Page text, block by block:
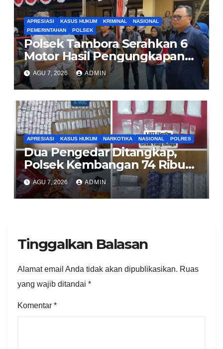
APRESIASI KASUS HUKUM KRIMINAL
NASIONAL
PEMERINTAHAN
POLSEK
Polsek Tambora Serahkan 6
Motor Hasil Pengungkapan
Kasus Curanmor Kepada
Pemilik Yang sah
AGU 7, 2026 ADMIN
APRESIASI KASUS HUKUM NARKOTIKA NASIONAL POLRES
Dua Pengedar Ditangkap,
Polsek Kembangan 74 Ribu
Obat Keras, Sabu Hingga
Puluhan Vape Etomidate
Diamankan
AGU 7, 2026 ADMIN
Tinggalkan Balasan
Alamat email Anda tidak akan dipublikasikan. Ruas
yang wajib ditandai *
Komentar *